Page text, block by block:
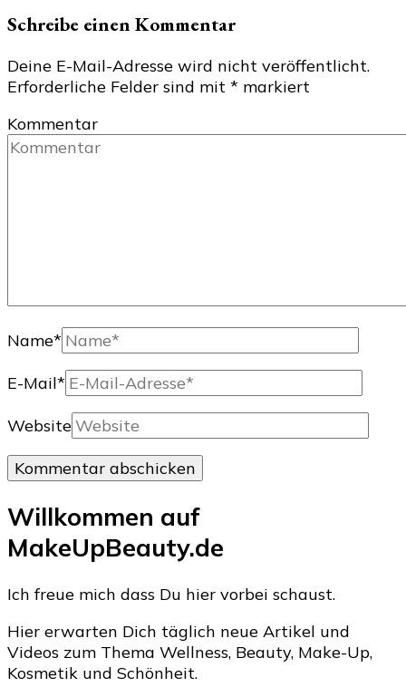
Schreibe einen Kommentar
Deine E-Mail-Adresse wird nicht veröffentlicht.
Erforderliche Felder sind mit * markiert
Kommentar
Name*
E-Mail*
Website
Willkommen auf
MakeUpBeauty.de
Ich freue mich dass Du hier vorbei schaust.
Hier erwarten Dich täglich neue Artikel und
Videos zum Thema Wellness, Beauty, Make-Up,
Kosmetik und Schönheit.